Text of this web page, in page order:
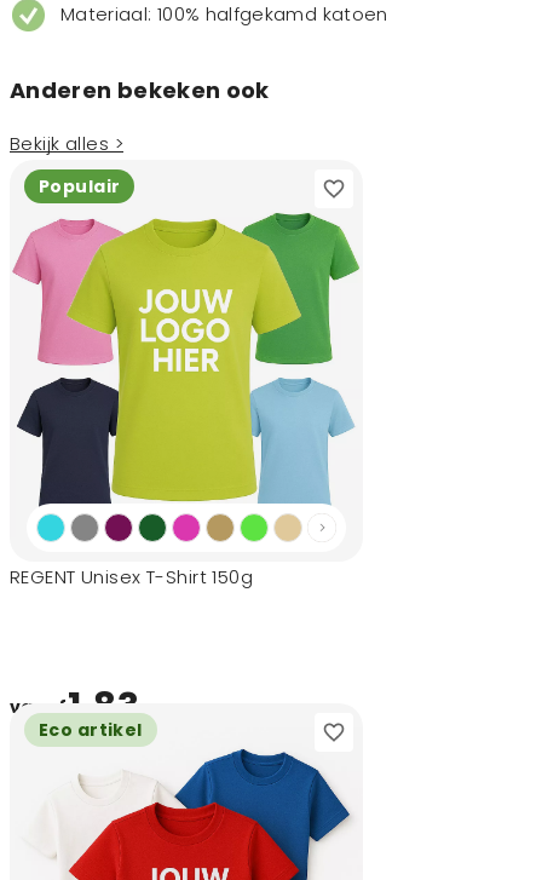
Materiaal: 100% halfgekamd katoen
Anderen bekeken ook
Bekijk alles >
Populair
REGENT Unisex T-Shirt 150g
vanaf1,83
Eco artikel